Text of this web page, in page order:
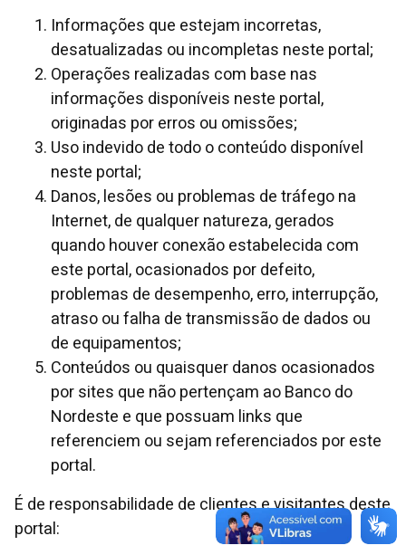
Informações que estejam incorretas,
desatualizadas ou incompletas neste portal;
Operações realizadas com base nas
informações disponíveis neste portal,
originadas por erros ou omissões;
Uso indevido de todo o conteúdo disponível
neste portal;
Danos, lesões ou problemas de tráfego na
Internet, de qualquer natureza, gerados
quando houver conexão estabelecida com
este portal, ocasionados por defeito,
problemas de desempenho, erro, interrupção,
atraso ou falha de transmissão de dados ou
de equipamentos;
Conteúdos ou quaisquer danos ocasionados
por sites que não pertençam ao Banco do
Nordeste e que possuam links que
referenciem ou sejam referenciados por este
portal.
É de responsabilidade de clientes e visitantes deste
portal: